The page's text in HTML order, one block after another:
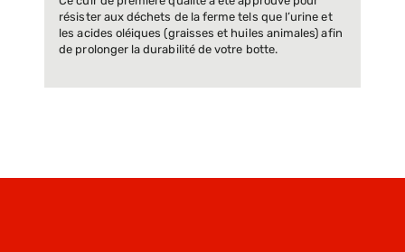
résister aux déchets de la ferme tels que l’urine et
les acides oléiques (graisses et huiles animales) afin
de prolonger la durabilité de votre botte.